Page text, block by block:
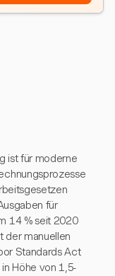
ist für moderne
für
14 % seit 2020
der manuellen
Standards Act
Höhe von 1,5-